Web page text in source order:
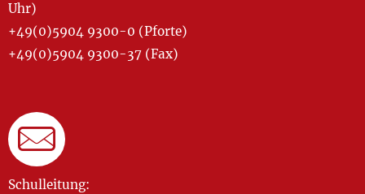
Uhr)
+49(0)5904 9300-0 (Pforte)
+49(0)5904 9300-37 (Fax)
Schulleitung: